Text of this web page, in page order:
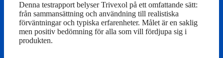
Denna testrapport belyser Trivexol på ett omfattande sätt:
från sammansättning och användning till realistiska
förväntningar och typiska erfarenheter. Målet är en saklig
men positiv bedömning för alla som vill fördjupa sig i
produkten.